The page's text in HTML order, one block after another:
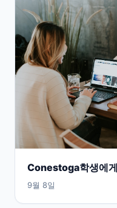
Conestoga학생에
9월 8일